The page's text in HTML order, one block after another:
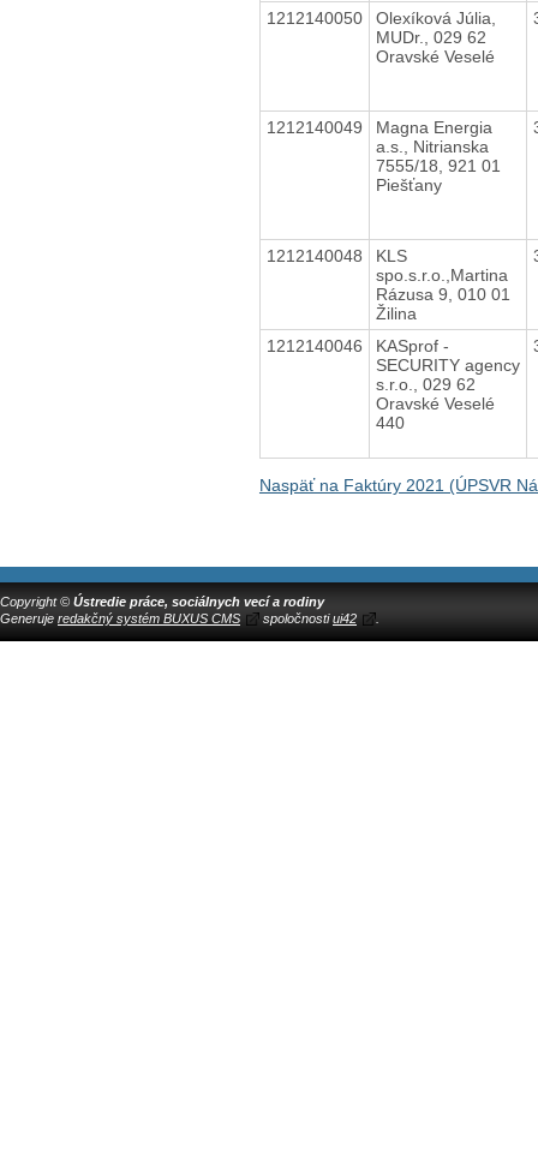
1212140050
Olexíková Júlia,
MUDr., 029 62
Oravské Veselé
1212140049
Magna Energia
a.s., Nitrianska
7555/18, 921 01
Piešťany
1212140048
KLS
spo.s.r.o.,Martina
Rázusa 9, 010 01
Žilina
1212140046
KASprof -
SECURITY agency
s.r.o., 029 62
Oravské Veselé
440
Naspäť na Faktúry 2021 (ÚPSVR
Copyright © Ústredie práce, sociálnych vecí a rodiny
Generuje redakčný systém BUXUS CMS spoločnostiui42